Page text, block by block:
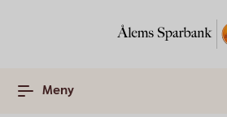
Meny